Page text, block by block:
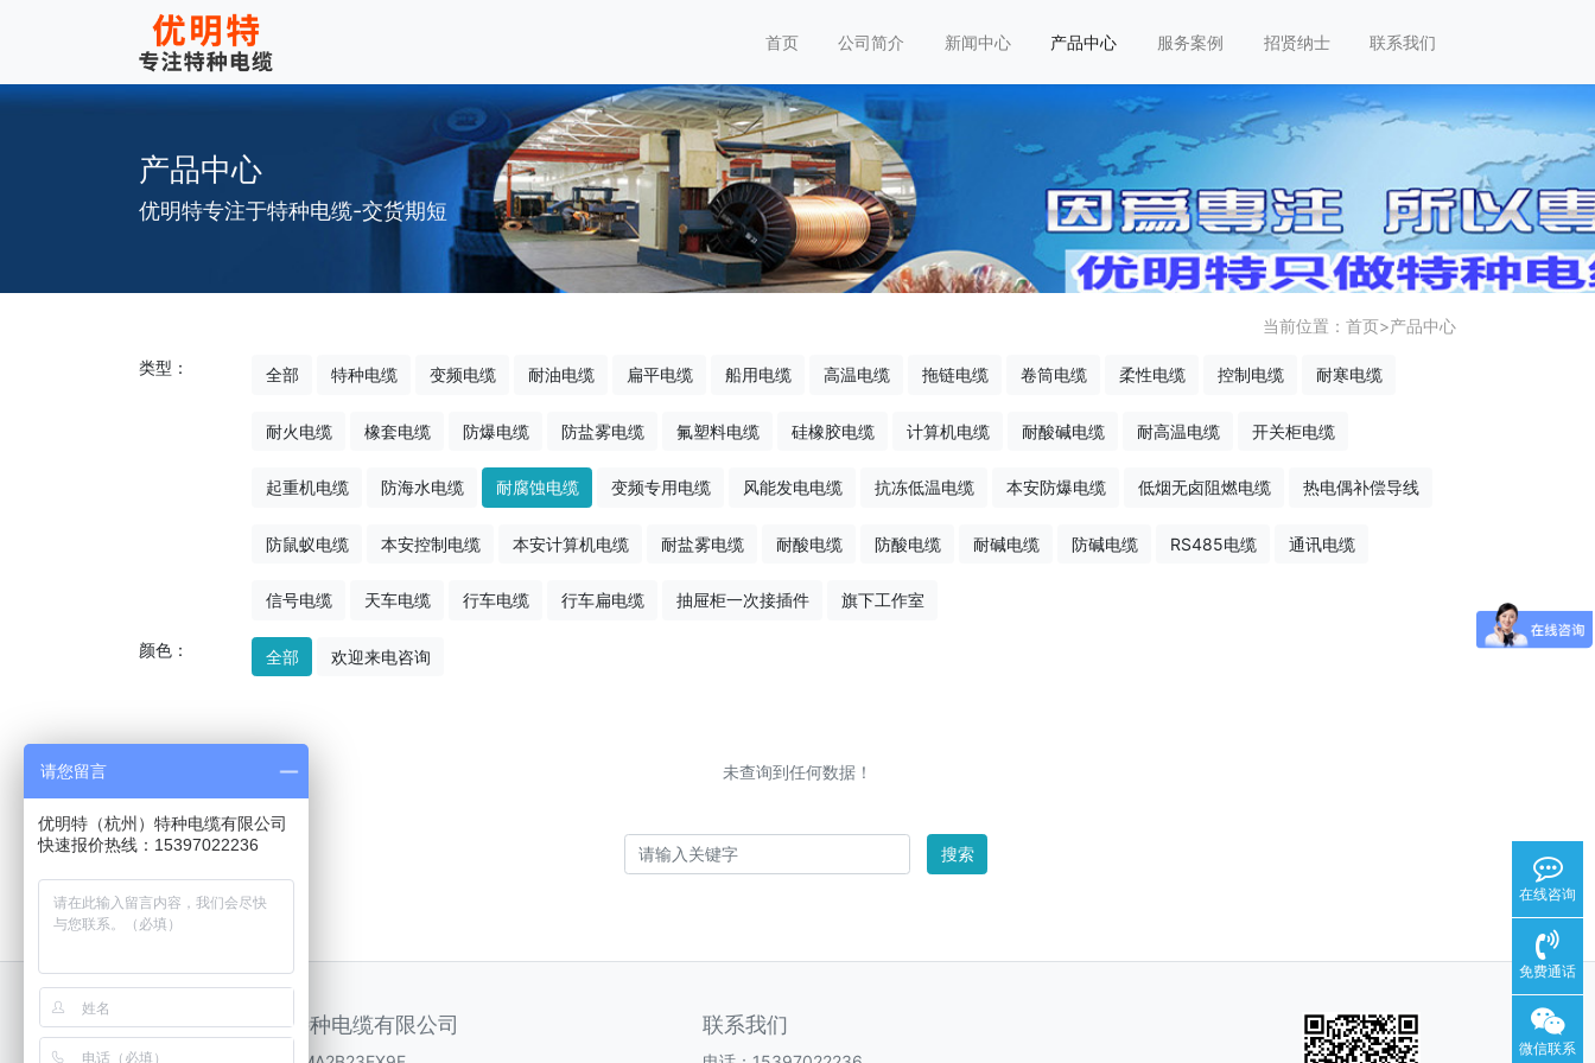
首页 公司简介 新闻中心 产品中心 服务案例 招贤纳士 联系我们
产品中心
优明特专注于特种电缆-交货期短
当前位置： 首页>产品中心
类型： 全部 特种电缆 变频电缆 耐油电缆 扁平电缆 船用电缆 高温电缆 拖链电缆 卷筒电缆 柔性电缆 控制电缆 耐寒电缆
耐火电缆 橡套电缆 防爆电缆 防盐雾电缆 氟塑料电缆 硅橡胶电缆 计算机电缆 耐酸碱电缆 耐高温电缆 开关柜电缆
起重机电缆 防海水电缆 耐腐蚀电缆 变频专用电缆 风能发电电缆 抗冻低温电缆 本安防爆电缆 低烟无卤阻燃电缆 热电偶补偿导线
防鼠蚁电缆 本安控制电缆 本安计算机电缆 耐盐雾电缆 耐酸电缆 防酸电缆 耐碱电缆 防碱电缆 RS485电缆 通讯电缆
信号电缆 天车电缆 行车电缆 行车扁电缆 抽屉柜一次接插件 旗下工作室
颜色： 全部 欢迎来电咨询
未查询到任何数据！
搜索
优明特（杭州）特种电缆有限公司 联系我们
在线咨询
免费通话
微信联系
请您留言
优明特（杭州）特种电缆有限公司
快速报价热线：15397022236